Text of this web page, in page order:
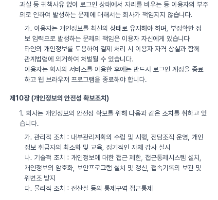
과실 등 귀책사유 없이 로그인 상태에서 자리를 비우는 등 이용자의 부주
의로 인하여 발생하는 문제에 대해서는 회사가 책임지지 않습니다.
가. 이용자는 개인정보를 최신의 상태로 유지해야 하며, 부정확한 정
보 입력으로 발생하는 문제의 책임은 이용자 자신에게 있습니다
타인의 개인정보를 도용하여 결제 처리 시 이용자 자격 상실과 함께
관계법령에 의거하여 처벌될 수 있습니다.
이용자는 회사의 서비스를 이용한 후에는 반드시 로그인 계정을 종료
하고 웹 브라우저 프로그램을 종료해야 합니다.
제10장 (개인정보의 안전성 확보조치)
1. 회사는 개인정보의 안전성 확보를 위해 다음과 같은 조치를 취하고 있
습니다.
가. 관리적 조치 : 내부관리계획의 수립 및 시행, 전담조직 운영, 개인
정보 취급자의 최소화 및 교육, 정기적인 자체 감사 실시
나. 기술적 조치 : 개인정보에 대한 접근 제한, 접근통제시스템 설치,
개인정보의 암호화, 보안프로그램 설치 및 갱신, 접속기록의 보관 및
위변조 방지
다. 물리적 조치 : 전산실 등의 통제구역 접근통제